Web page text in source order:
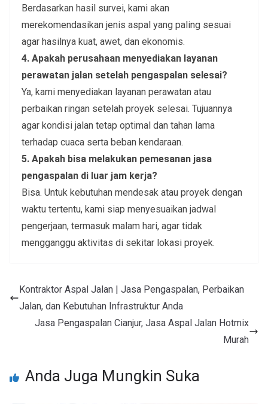
Berdasarkan hasil survei, kami akan
merekomendasikan jenis aspal yang paling sesuai
agar hasilnya kuat, awet, dan ekonomis.
4. Apakah perusahaan menyediakan layanan
perawatan jalan setelah pengaspalan selesai?
Ya, kami menyediakan layanan perawatan atau
perbaikan ringan setelah proyek selesai. Tujuannya
agar kondisi jalan tetap optimal dan tahan lama
terhadap cuaca serta beban kendaraan.
5. Apakah bisa melakukan pemesanan jasa
pengaspalan di luar jam kerja?
Bisa. Untuk kebutuhan mendesak atau proyek dengan
waktu tertentu, kami siap menyesuaikan jadwal
pengerjaan, termasuk malam hari, agar tidak
mengganggu aktivitas di sekitar lokasi proyek.
Kontraktor Aspal Jalan | Jasa Pengaspalan, Perbaikan
Jalan, dan Kebutuhan Infrastruktur Anda
Jasa Pengaspalan Cianjur, Jasa Aspal Jalan Hotmix
Murah
Anda Juga Mungkin Suka